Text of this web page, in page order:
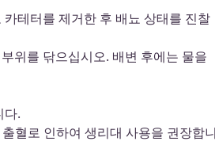
테터를 제거한 후 배뇨 상태를 진찰
위를 닦으십시오. 배변 후에는 물을
다.
혈로 인하여 생리대 사용을 권장합